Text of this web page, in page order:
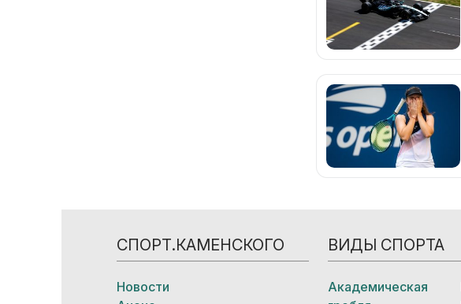
СПОРТ.КАМЕНСКОГО
Новости
ВИДЫ СПОРТА
Академическая